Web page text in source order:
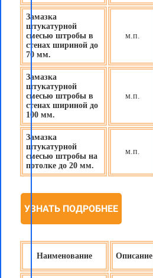
Замазка
штукатурной
смесью штробы в
стенах шириной до
70 мм.
м.п.
Замазка
штукатурной
смесью штробы в
стенах шириной до
100 мм.
м.п.
Замазка
штукатурной
смесью штробы на
потолке до 20 мм.
м.п.
УЗНАТЬ ПОДРОБНЕЕ
Наименование Описание